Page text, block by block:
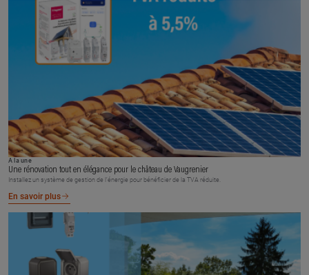
À la une
Une rénovation tout en élégance pour le château de Vaugrenier
Installez un système de gestion de l’énergie pour bénéficier de la TVA réduite.
En savoir plus